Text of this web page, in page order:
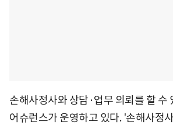
손해사정사와 상담·업무 의뢰를 할 수
어슈런스가 운영하고 있다. '손해사정